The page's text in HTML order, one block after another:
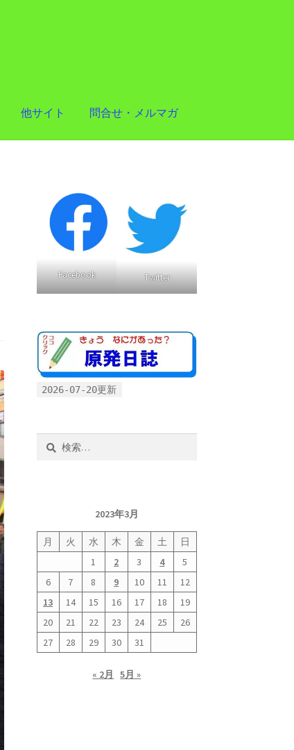
他サイト 問合せ・メルマガ
Facebook Twitter
2026-07-20更新
2023年3月
月 火 水 木 金 土
日
1
2 3 4
5
6
7 8 9 10 11
12
13
14 15 16 17 18
19
20
21 22 23 24 25
26
27
28 29 30 31
« 2月 5月 »